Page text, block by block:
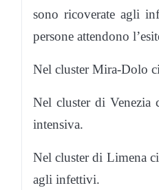
sono ricoverate agli
persone attendono
Nel cluster Mira-Dolo
Nel cluster di
intensiva.
Nel cluster di Limena
agli infettivi.